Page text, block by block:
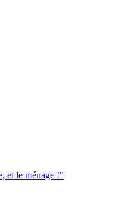
et le ménage !"